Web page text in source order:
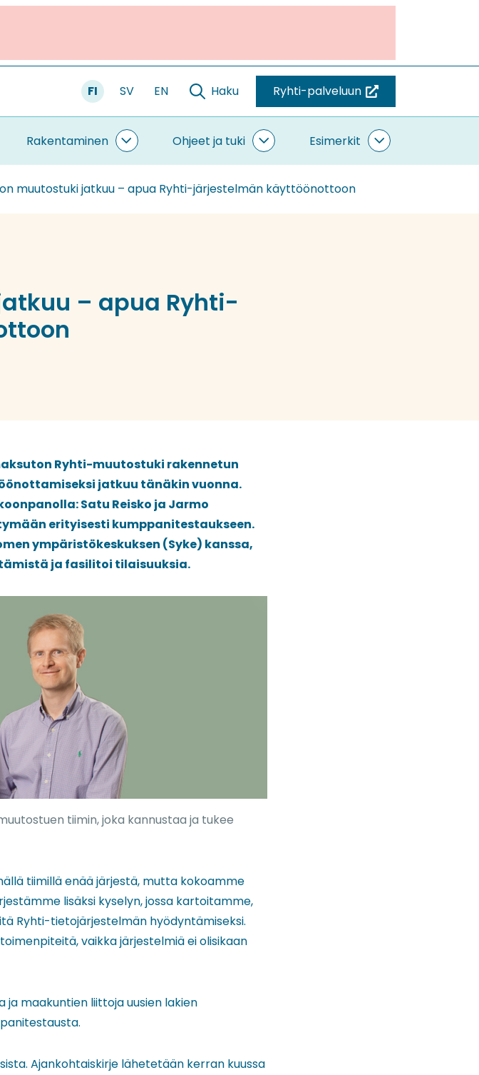
FI SV EN Haku Ryhti-palveluun
(siirryt
toiseen
palveluun)
Rakentaminen
Rakentaminen
alasivut
Ohjeet ja tuki
Ohjeet
ja
alasivut
Esimerkit
Esimerkit
alasivut
muutostuki jatkuu – apua Ryhti-järjestelmän käyttöönottoon
– apua Ryhti-
Ryhti-muutostuki rakennetun
jatkuu tänäkin vuonna.
Satu Reisko ja Jarmo
erityisesti kumppanitestaukseen.
ympäristökeskuksen (Syke) kanssa,
ja fasilitoi tilaisuuksia.
tiimin, joka kannustaa ja tukee
tiimillä enää järjestä, mutta kokoamme
lisäksi kyselyn, jossa kartoitamme,
Ryhti-tietojärjestelmän hyödyntämiseksi.
vaikka järjestelmiä ei olisikaan
maakuntien liittoja uusien lakien
Ajankohtaiskirje lähetetään kerran kuussa